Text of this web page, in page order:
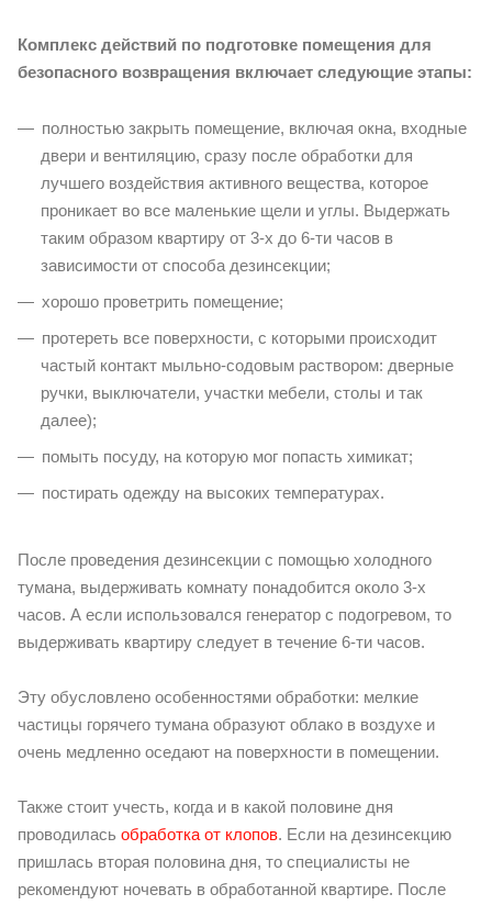
Комплекс действий по подготовке помещения для
безопасного возвращения включает следующие этапы:
полностью закрыть помещение, включая окна, входные
двери и вентиляцию, сразу после обработки для
лучшего воздействия активного вещества, которое
проникает во все маленькие щели и углы. Выдержать
таким образом квартиру от 3-х до 6-ти часов в
зависимости от способа дезинсекции;
хорошо проветрить помещение;
протереть все поверхности, с которыми происходит
частый контакт мыльно-содовым раствором: дверные
ручки, выключатели, участки мебели, столы и так
далее);
помыть посуду, на которую мог попасть химикат;
постирать одежду на высоких температурах.
После проведения дезинсекции с помощью холодного
тумана, выдерживать комнату понадобится около 3-х
часов. А если использовался генератор с подогревом, то
выдерживать квартиру следует в течение 6-ти часов.
Эту обусловлено особенностями обработки: мелкие
частицы горячего тумана образуют облако в воздухе и
очень медленно оседают на поверхности в помещении.
Также стоит учесть, когда и в какой половине дня
проводилась обработка от клопов. Если на дезинсекцию
пришлась вторая половина дня, то специалисты не
рекомендуют ночевать в обработанной квартире. После